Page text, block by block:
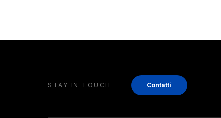
STAY IN TOUCH Contatti